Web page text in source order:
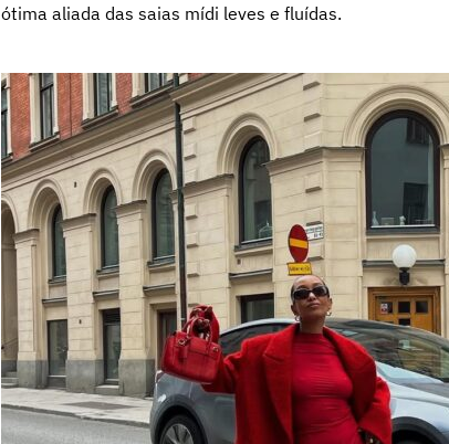
ótima aliada das saias mídi leves e fluídas.